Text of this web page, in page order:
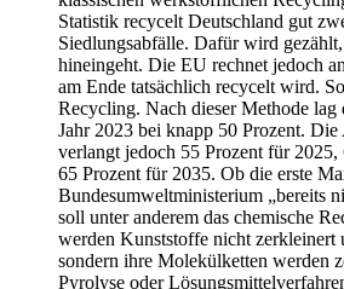
Statistik recycelt Deutschland gut
Siedlungsabfälle. Dafür wird
hineingeht. Die EU rechnet jedoch
am Ende tatsächlich recycelt wird.
Recycling. Nach dieser Methode lag
Jahr 2023 bei knapp 50 Prozent.
verlangt jedoch 55 Prozent für
65 Prozent für 2035. Ob die erste
Bundesumweltministerium „bereits
soll unter anderem das chemische
werden Kunststoffe nicht zerkleinert
sondern ihre Molekülketten werden
Pyrolyse oder